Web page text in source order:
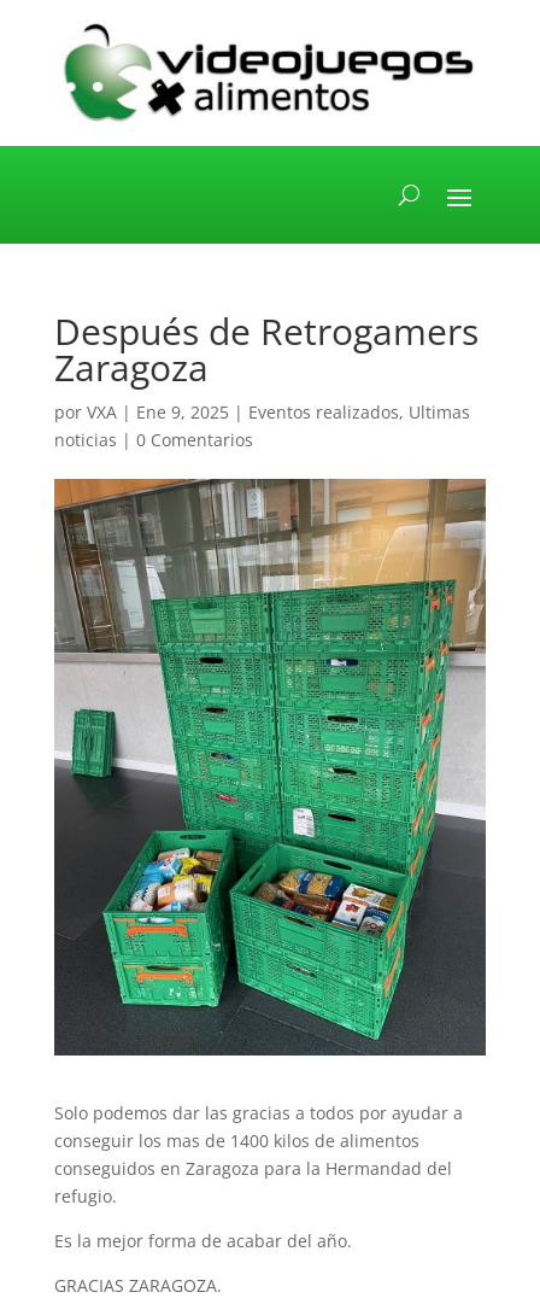
Después de Retrogamers
Zaragoza
por VXA| Ene 9, 2025| Eventos realizados, Ultimas
noticias | 0 Comentarios
Solo podemos dar las gracias a todos por ayudar a
conseguir los mas de 1400 kilos de alimentos
conseguidos en Zaragoza para la Hermandad del
refugio.
Es la mejor forma de acabar del año.
GRACIAS ZARAGOZA.